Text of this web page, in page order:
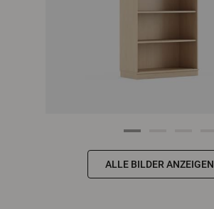
ALLE BILDER ANZEIGEN